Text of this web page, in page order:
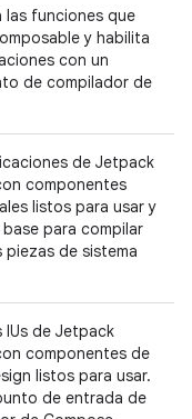
las funciones que
y habilita
con un
de compilador de
de Jetpack
componentes
listos para usar y
para compilar
piezas de sistema
IUs de Jetpack
componentes de
listos para usar.
de entrada de